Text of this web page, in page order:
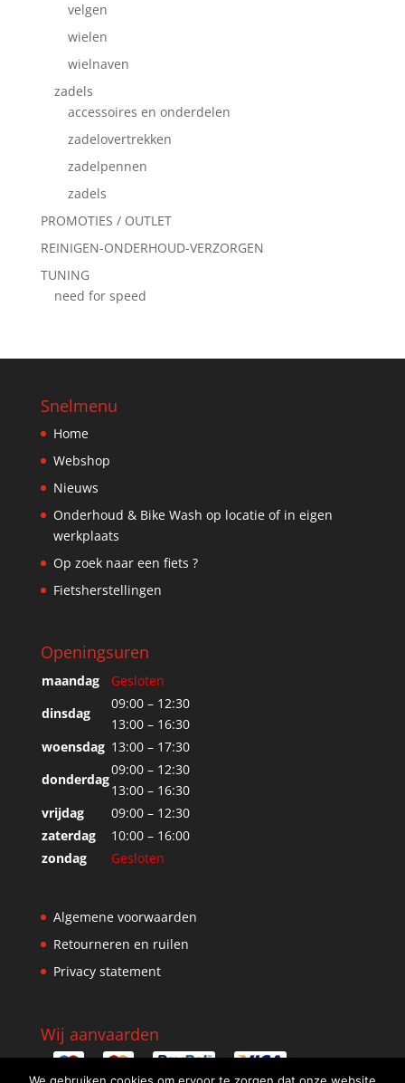
velgen
wielen
wielnaven
zadels
accessoires en onderdelen
zadelovertrekken
zadelpennen
zadels
PROMOTIES / OUTLET
REINIGEN-ONDERHOUD-VERZORGEN
TUNING
need for speed
Snelmenu
Home
Webshop
Nieuws
Onderhoud & Bike Wash op locatie of in eigen
werkplaats
Op zoek naar een fiets ?
Fietsherstellingen
Openingsuren
maandag
Gesloten
dinsdag
09:00 – 12:30
13:00 – 16:30
woensdag 13:00 – 17:30
donderdag
09:00 – 12:30
13:00 – 16:30
vrijdag
09:00 – 12:30
zaterdag
10:00 – 16:00
zondag
Gesloten
Algemene voorwaarden
Retourneren en ruilen
Privacy statement
Wij aanvaarden